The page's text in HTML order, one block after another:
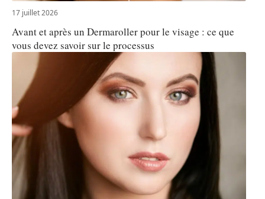
17 juillet 2026
Avant et après un Dermaroller pour le visage : ce que
vous devez savoir sur le processus